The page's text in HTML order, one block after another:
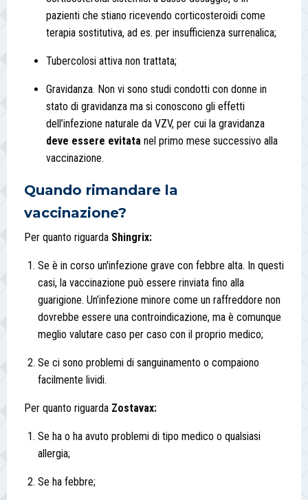
pazienti che stiano ricevendo corticosteroidi come
terapia sostitutiva, ad es. per insufficienza surrenalica;
Tubercolosi attiva non trattata;
Gravidanza. Non vi sono studi condotti con donne in
stato di gravidanza ma si conoscono gli effetti
dell’infezione naturale da VZV, per cui la gravidanza
deve essere evitata nel primo mese successivo alla
vaccinazione.
Quando rimandare la
vaccinazione?
Per quanto riguarda Shingrix:
Se è in corso un'infezione grave con febbre alta. In questi
casi, la vaccinazione può essere rinviata fino alla
guarigione. Un’infezione minore come un raffreddore non
dovrebbe essere una controindicazione, ma è comunque
meglio valutare caso per caso con il proprio medico;
Se ci sono problemi di sanguinamento o compaiono
facilmente lividi.
Per quanto riguarda Zostavax:
Se ha o ha avuto problemi di tipo medico o qualsiasi
allergia;
Se ha febbre;